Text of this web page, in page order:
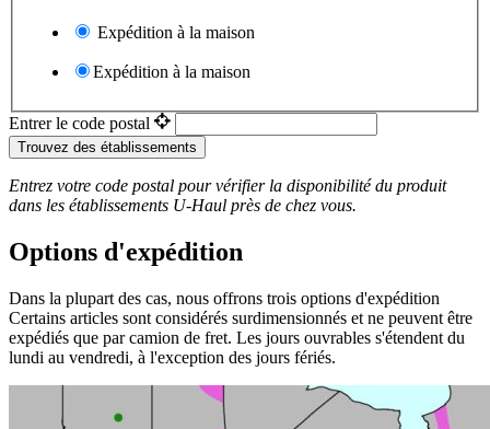
Expédition à la maison
Expédition à la maison
Entrer le code postal
Trouvez des établissements
Entrez votre code postal pour vérifier la disponibilité du produit
dans les établissements U-Haul près de chez vous.
Options d'expédition
Dans la plupart des cas, nous offrons trois options d'expédition
Certains articles sont considérés surdimensionnés et ne peuvent être
expédiés que par camion de fret. Les jours ouvrables s'étendent du
lundi au vendredi, à l'exception des jours fériés.